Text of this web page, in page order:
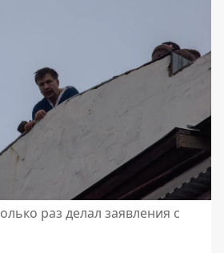
раз делал заявления с